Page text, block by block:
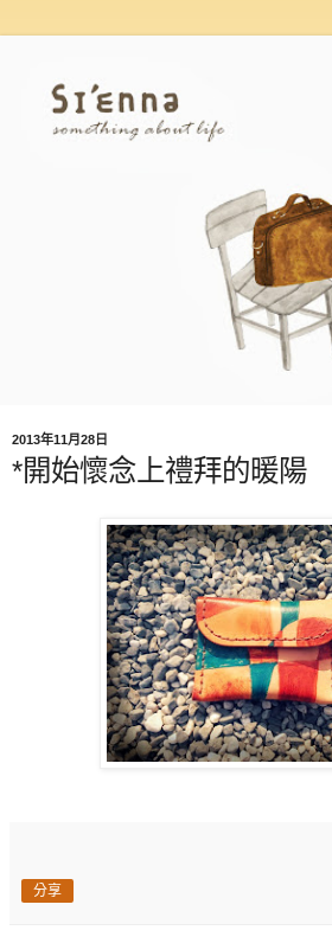
2013年11月28日
*開始懷念上禮拜的暖陽
分享